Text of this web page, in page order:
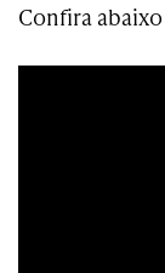
Confira